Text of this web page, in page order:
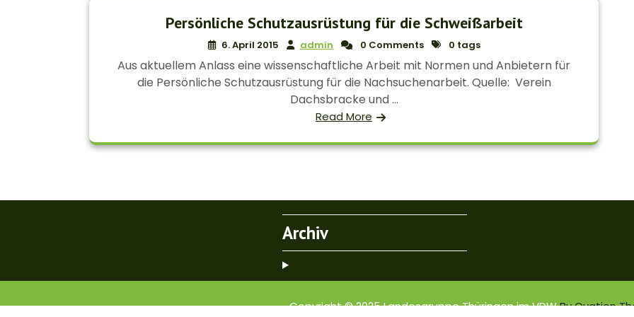
Persönliche Schutzausrüstung für die Schweißarbeit
6. April 2015 admin 0 Comments 0 tags
Aus aktuellem Anlass eine wissenschaftliche Arbeit mit Normen und Anbietern für
die Persönliche Schutzausrüstung für die Nachsuchenarbeit. Quelle: Verein
Dachsbracke und ...
Read More
Archiv
Copyright © 2025 Landesgruppe Thüringen im VDWBy Ovation